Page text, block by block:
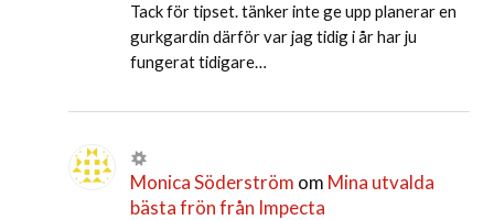
Tack för tipset. tänker inte ge upp planerar en
gurkgardin därför var jag tidig i år har ju
fungerat tidigare…
Monica Söderström om Mina utvalda
bästa frön från Impecta